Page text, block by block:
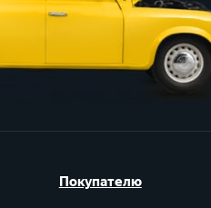
Покупателю